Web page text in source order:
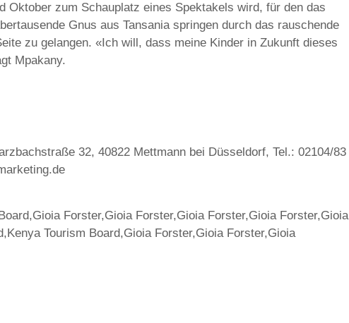
Oktober zum Schauplatz eines Spektakels wird, für den das
Gnus aus Tansania springen durch das rauschende
zu gelangen. «Ich will, dass meine Kinder in Zukunft dieses
Mpakany.
32, 40822 Mettmann bei Düsseldorf, Tel.: 02104/83
Forster,Gioia Forster,Gioia Forster,Gioia Forster,Gioia
Tourism Board,Gioia Forster,Gioia Forster,Gioia